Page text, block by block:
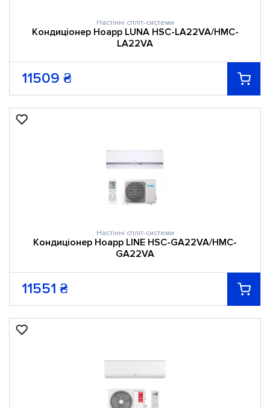
Настінні спліт-системи
Кондиціонер Hoapp LUNA HSC-LA22VA/HMC-
LA22VA
11509 ₴
Настінні спліт-системи
Кондиціонер Hoapp LINE HSC-GA22VA/HMC-
GA22VA
11551 ₴